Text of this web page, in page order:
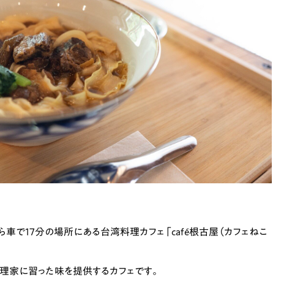
# ファミリーにおすすめ # 女子旅におすすめ # 中区
ー # 宮島
で17分の場所にある台湾料理カフェ「café根古屋（カフェねこ
に習った味を提供するカフェです。